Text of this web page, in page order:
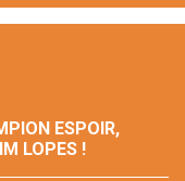
ESPOIR,
LOPES !